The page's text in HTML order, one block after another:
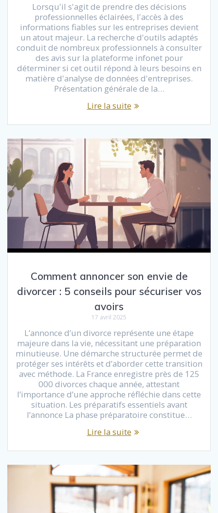
Lorsqu'il s'agit de prendre des décisions
professionnelles éclairées, l'accès à des
informations fiables sur les entreprises devient
un atout majeur. La recherche d'outils adaptés
conduit de nombreux professionnels à consulter
des avis sur la plateforme infonet pour
déterminer si cet outil répond à leurs besoins en
matière d'analyse de données d'entreprises.
Présentation générale de la…
Lire la suite
Comment annoncer son envie de
divorcer : 5 conseils pour sécuriser vos
avoirs
17 avril 2025
L’annonce d’un divorce représente une étape
majeure dans la vie, nécessitant une préparation
minutieuse. Une démarche structurée permet de
protéger ses intérêts et d’aborder cette transition
avec méthode. La France enregistre près de 125
000 divorces chaque année, attestant
l’importance d’une approche réfléchie dans cette
situation. Les préparatifs essentiels avant
l’annonce La phase préparatoire constitue…
Lire la suite